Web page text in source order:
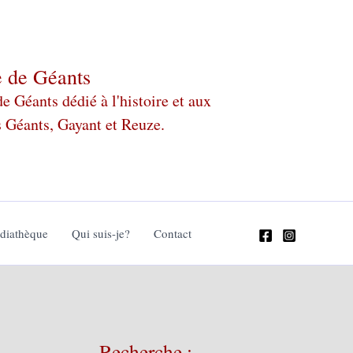
Géants
Géants dédié à l'histoire et aux
Gayant et Reuze.
Qui suis-je? Contact